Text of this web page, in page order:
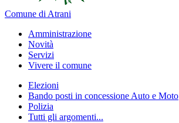
Comune di Atrani
Amministrazione
Novità
Servizi
Vivere il comune
Elezioni
Bando posti in concessione Auto e Moto
Polizia
Tutti gli argomenti...